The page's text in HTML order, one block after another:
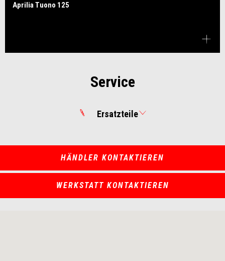
Aprilia Tuono 125
Service
Ersatzteile
HÄNDLER KONTAKTIEREN
WERKSTATT KONTAKTIEREN